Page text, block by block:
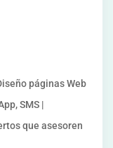
páginas Web
SMS |
que asesoren